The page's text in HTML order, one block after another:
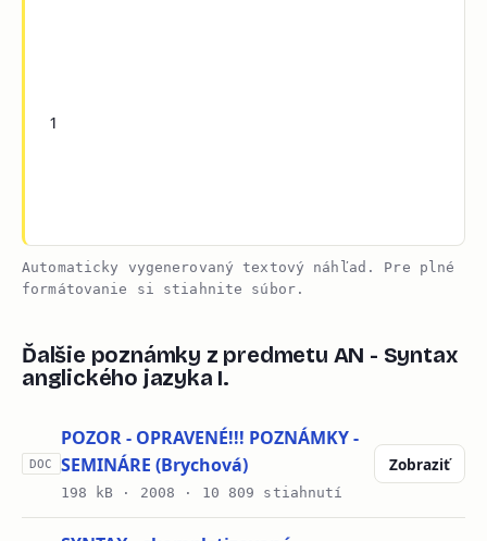
1
Automaticky vygenerovaný textový náhľad. Pre plné
formátovanie si stiahnite súbor.
Ďalšie poznámky z predmetu AN - Syntax
anglického jazyka I.
DOC
POZOR - OPRAVENÉ!!! POZNÁMKY -
SEMINÁRE (Brychová)
198 kB · 2008 · 10 809 stiahnutí
Zobraziť